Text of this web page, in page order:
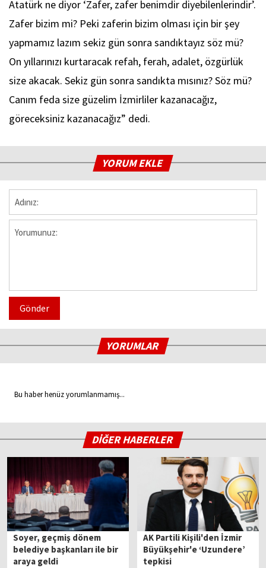
Atatürk ne diyor ‘Zafer, zafer benimdir diyebilenlerindir’.
Zafer bizim mi? Peki zaferin bizim olması için bir şey
yapmamız lazım sekiz gün sonra sandıktayız söz mü?
On yıllarınızı kurtaracak refah, ferah, adalet, özgürlük
size akacak. Sekiz gün sonra sandıkta mısınız? Söz mü?
Canım feda size güzelim İzmirliler kazanacağız,
göreceksiniz kazanacağız” dedi.
YORUM EKLE
Gönder
YORUMLAR
Bu haber henüz yorumlanmamış...
DİĞER HABERLER
Soyer, geçmiş dönem
belediye başkanları ile bir
araya geldi
AK Partili Kişili'den İzmir
Büyükşehir'e ‘Uzundere’
tepkisi